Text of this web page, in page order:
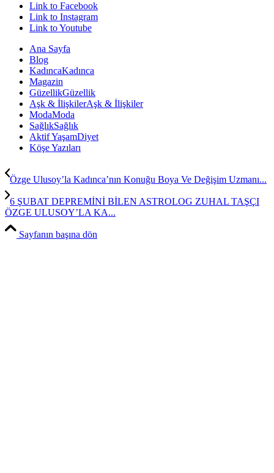
Link to Facebook
Link to Instagram
Link to Youtube
Ana Sayfa
Blog
KadıncaKadınca
Magazin
GüzellikGüzellik
Aşk & İlişkilerAşk & İlişkiler
ModaModa
SağlıkSağlık
Aktif YaşamDiyet
Köşe Yazıları
Özge Ulusoy’la Kadınca’nın Konuğu Boya Ve Değişim Uzmanı...
6 ŞUBAT DEPREMİNİ BİLEN ASTROLOG ZUHAL TAŞÇI
ÖZGE ULUSOY’LA KA...
Sayfanın başına dön